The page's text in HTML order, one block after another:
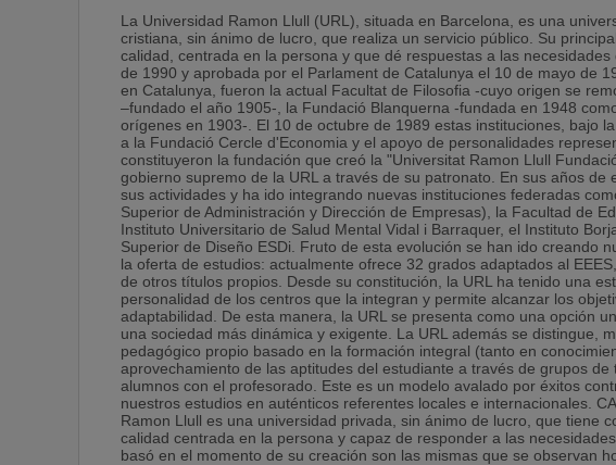
La Universidad Ramon Llull (URL), situada en Barcelona, es una
cristiana, sin ánimo de lucro, que realiza un servicio público. Su
calidad, centrada en la persona y que dé respuestas a las
de 1990 y aprobada por el Parlament de Catalunya el 10 de mayo de
en Catalunya, fueron la actual Facultat de Filosofia -cuyo origen se
–fundado el año 1905-, la Fundació Blanquerna -fundada en 1948
orígenes en 1903-. El 10 de octubre de 1989 estas instituciones, bajo
a la Fundació Cercle d'Economia y el apoyo de personalidades
constituyeron la fundación que creó la "Universitat Ramon Llull
gobierno supremo de la URL a través de su patronato. En sus años de
sus actividades y ha ido integrando nuevas instituciones federadas
Superior de Administración y Dirección de Empresas), la Facultad de
Instituto Universitario de Salud Mental Vidal i Barraquer, el Instituto
Superior de Diseño ESDi. Fruto de esta evolución se han ido creando
la oferta de estudios: actualmente ofrece 32 grados adaptados al
de otros títulos propios. Desde su constitución, la URL ha tenido una
personalidad de los centros que la integran y permite alcanzar los
adaptabilidad. De esta manera, la URL se presenta como una opción
una sociedad más dinámica y exigente. La URL además se distingue,
pedagógico propio basado en la formación integral (tanto en
aprovechamiento de las aptitudes del estudiante a través de grupos
alumnos con el profesorado. Este es un modelo avalado por éxitos
nuestros estudios en auténticos referentes locales e internacionales.
Ramon Llull es una universidad privada, sin ánimo de lucro, que tiene
calidad centrada en la persona y capaz de responder a las
basó en el momento de su creación son las mismas que se observan